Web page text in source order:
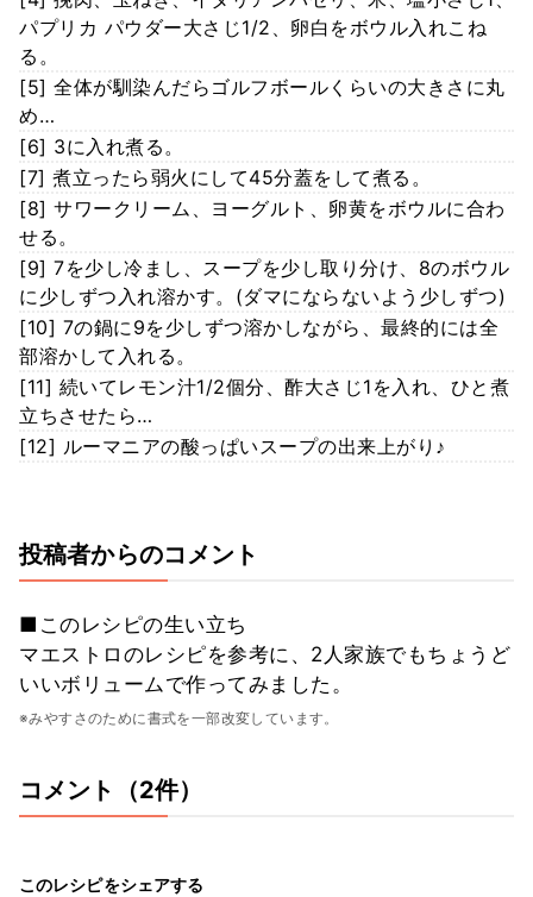
パプリカ パウダー大さじ1/2、卵白をボウル入れこね
る。
[5] 全体が馴染んだらゴルフボールくらいの大きさに丸
め…
[6] 3に入れ煮る。
[7] 煮立ったら弱火にして45分蓋をして煮る。
[8] サワークリーム、ヨーグルト、卵黄をボウルに合わ
せる。
[9] 7を少し冷まし、スープを少し取り分け、8のボウル
に少しずつ入れ溶かす。(ダマにならないよう少しずつ)
[10] 7の鍋に9を少しずつ溶かしながら、最終的には全
部溶かして入れる。
[11] 続いてレモン汁1/2個分、酢大さじ1を入れ、ひと煮
立ちさせたら…
[12] ルーマニアの酸っぱいスープの出来上がり♪
投稿者からのコメント
■このレシピの生い立ち
マエストロのレシピを参考に、2人家族でもちょうど
いいボリュームで作ってみました。
※みやすさのために書式を一部改変しています。
コメント（2件）
このレシピをシェアする